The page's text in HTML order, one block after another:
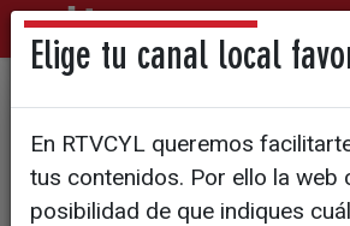
En Valladolid, no
sin Navival
Elige tu canal local
En RTVCYL queremos
tus contenidos. Por ello la web
posibilidad de que indiques